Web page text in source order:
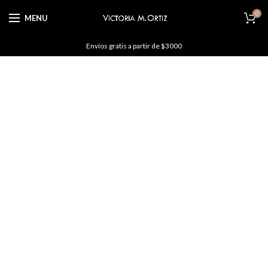
MENU 0
Envíos gratis a partir de $3000